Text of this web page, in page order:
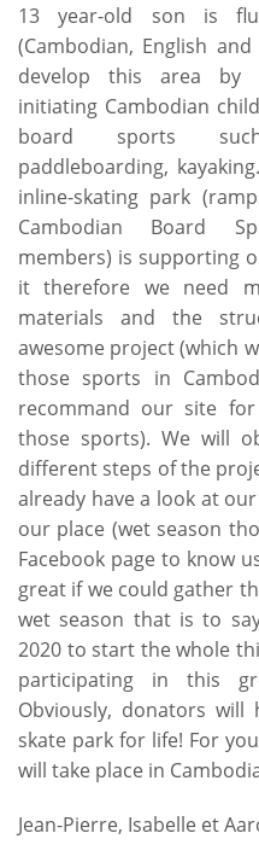
13 year-old son is
(Cambodian, English
develop this area by
initiating Cambodian
board sports
paddleboarding,
inline-skating park
Cambodian Board
members) is supporting
it therefore we need
materials and the
awesome project (which
those sports in
recommand our site
those sports). We will
different steps of the
already have a look at
our place (wet season
Facebook page to know
great if we could gather
wet season that is to
2020 to start the whole
participating in this
Obviously, donators
skate park for life! For
will take place in
Jean-Pierre, Isabelle et